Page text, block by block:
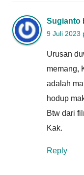
Sugianto
9 Juli 2023
Urusan
memang,
adalah
hodup
Btw dari
Kak.
Reply